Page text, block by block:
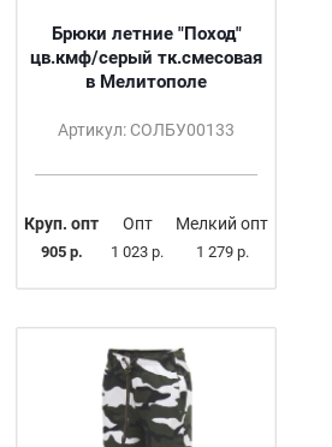
Брюки летние "Поход"
цв.кмф/серый тк.смесовая
в Мелитополе
Артикул: СОЛБУ00133
Круп. опт
905 р.
Опт
1 023 р.
Мелкий опт
1 279 р.